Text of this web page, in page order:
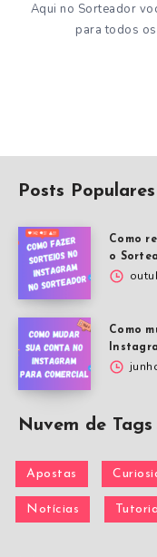
Aqui no Sorteador
para todos
Posts Populares
Como
o
Como
Nuvem de Tags
Apostas
Notícias